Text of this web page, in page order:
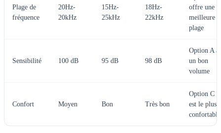
Plage de
fréquence
20Hz-
20kHz
15Hz-
25kHz
18Hz-
22kHz
offre une
meilleure
plage
Sensibilité 100 dB 95 dB 98 dB
Option A a
un bon
volume
Confort Moyen Bon Très bon
Option C
est le plus
confortable